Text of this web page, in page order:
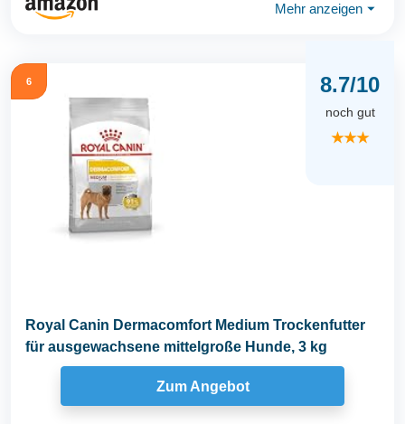
Mehr anzeigen ⏷
6 8.7/10
noch gut
★★★
Royal Canin Dermacomfort Medium Trockenfutter
für ausgewachsene mittelgroße Hunde, 3 kg
Zum Angebot